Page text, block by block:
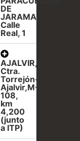
DE
JARAMA,
Calle
Real, 1
AJALVIR,
Ctra.
Torrejón-
Ajalvir,M-
108,
km
4,200
(junto
a ITP)